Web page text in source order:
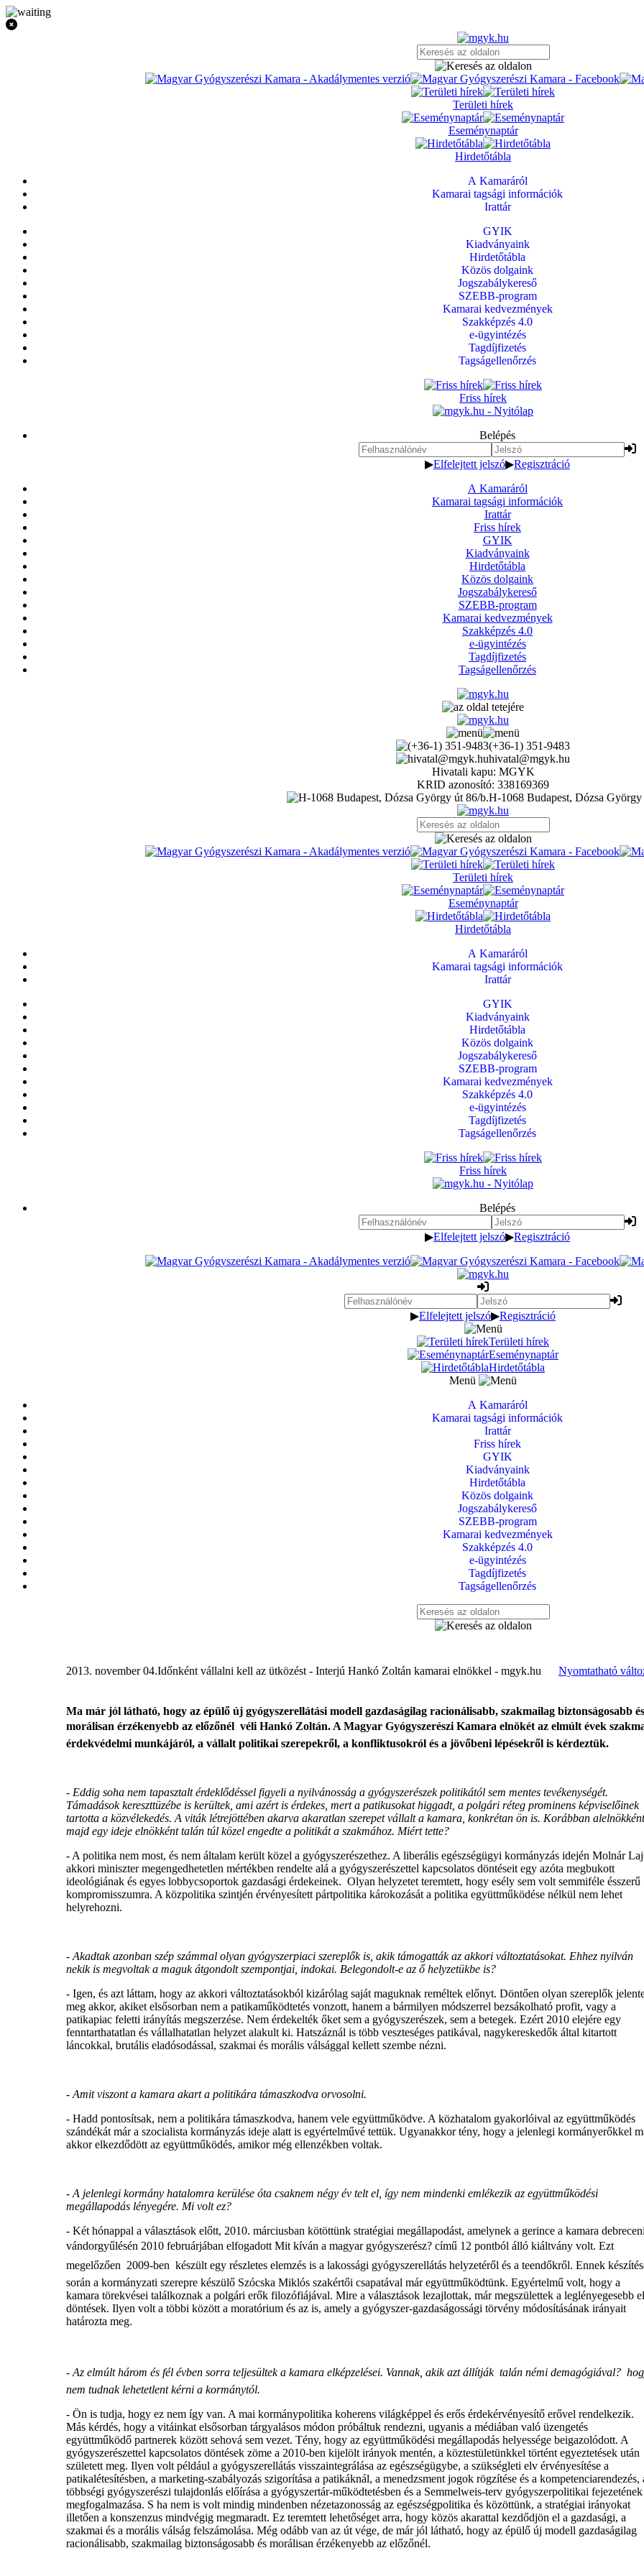
Területi hírek
Eseménynaptár
Hirdetőtábla
A Kamaráról
Kamarai tagsági információk
Irattár
GYIK
Kiadványaink
Hirdetőtábla
Közös dolgaink
Jogszabálykereső
SZEBB-program
Kamarai kedvezmények
Szakképzés 4.0
e-ügyintézés
Tagdíjfizetés
Tagságellenőrzés
Friss hírek
Belépés
▶Elfelejtett jelszó▶Regisztráció
A Kamaráról
Kamarai tagsági információk
Irattár
Friss hírek
GYIK
Kiadványaink
Hirdetőtábla
Közös dolgaink
Jogszabálykereső
SZEBB-program
Kamarai kedvezmények
Szakképzés 4.0
e-ügyintézés
Tagdíjfizetés
Tagságellenőrzés
(+36-1) 351-9483
hivatal@mgyk.hu
Hivatali kapu: MGYK
KRID azonosító: 338169369
H-1068 Budapest, Dózsa György
Területi hírek
Eseménynaptár
Hirdetőtábla
A Kamaráról
Kamarai tagsági információk
Irattár
GYIK
Kiadványaink
Hirdetőtábla
Közös dolgaink
Jogszabálykereső
SZEBB-program
Kamarai kedvezmények
Szakképzés 4.0
e-ügyintézés
Tagdíjfizetés
Tagságellenőrzés
Friss hírek
Belépés
▶Elfelejtett jelszó▶Regisztráció
▶Elfelejtett jelszó▶Regisztráció
Területi hírek
Eseménynaptár
Hirdetőtábla
Menü
A Kamaráról
Kamarai tagsági információk
Irattár
Friss hírek
GYIK
Kiadványaink
Hirdetőtábla
Közös dolgaink
Jogszabálykereső
SZEBB-program
Kamarai kedvezmények
Szakképzés 4.0
e-ügyintézés
Tagdíjfizetés
Tagságellenőrzés
Nyomtatható
2013. november 04.Időnként vállalni kell az ütközést - Interjú Hankó Zoltán kamarai elnökkel - mgyk.hu
Ma már jól látható, hogy az épülő új gyógyszerellátási modell gazdaságilag racionálisabb, szakmailag biztonságosabb és
morálisan érzékenyebb az előzőnél  véli Hankó Zoltán. A Magyar Gyógyszerészi Kamara elnökét az elmúlt évek
érdekvédelmi munkájáról, a vállalt politikai szerepekről, a konfliktusokról és a jövőbeni lépésekről is kérdeztük.
- Eddig soha nem tapasztalt érdeklődéssel figyeli a nyilvánosság a gyógyszerészek politikától sem mentes tevékenységét.
Támadások kereszttüzébe is kerültek, ami azért is érdekes, mert a patikusokat higgadt, a polgári réteg prominens képviselőinek
tartotta a közvélekedés. A viták létrejöttében akarva akaratlan szerepet vállalt a kamara, konkrétan ön is. Korábban
majd egy ideje elnökként talán túl közel engedte a politikát a szakmához. Miért tette?
- A politika nem most, és nem általam került közel a gyógyszerészethez. A liberális egészségügyi kormányzás idején Molnár
akkori miniszter megengedhetetlen mértékben rendelte alá a gyógyszerészettel kapcsolatos döntéseit egy azóta megbukott
ideológiának és egyes lobbycsoportok gazdasági érdekeinek. Olyan helyzetet teremtett, hogy esély sem volt semmiféle ésszerű
kompromisszumra. A közpolitika szintjén érvényesített pártpolitika károkozását a politika együttműködése nélkül nem lehet
helyrehozni.
- Akadtak azonban szép számmal olyan gyógyszerpiaci szereplők is, akik támogatták az akkori változtatásokat. Ehhez nyilván
nekik is megvoltak a maguk átgondolt szempontjai, indokai. Belegondolt-e az ő helyzetükbe is?
- Igen, és azt láttam, hogy az akkori változtatásokból kizárólag saját maguknak reméltek előnyt. Döntően olyan szereplők
meg akkor, akiket elsősorban nem a patikaműködtetés vonzott, hanem a bármilyen módszerrel bezsákolható profit, vagy a
patikapiac feletti irányítás megszerzése. Nem érdekelték őket sem a gyógyszerészek, sem a betegek. Ezért 2010 elejére egy
fenntarthatatlan és vállalhatatlan helyzet alakult ki. Hatszáznál is több veszteséges patikával, nagykereskedők által kitartott
láncokkal, brutális eladósodással, szakmai és morális válsággal kellett szembe nézni.
- Amit viszont a kamara akart a politikára támaszkodva orvosolni.
- Hadd pontosítsak, nem a politikára támaszkodva, hanem vele együttműködve. A közhatalom gyakorlóival az együttműködés
szándékát már a szocialista kormányzás ideje alatt is egyértelművé tettük. Ugyanakkor tény, hogy a jelenlegi kormányerőkkel
akkor elkezdődött az együttműködés, amikor még ellenzékben voltak.
- A jelenlegi kormány hatalomra kerülése óta csaknem négy év telt el, így nem mindenki emlékezik az együttműködési
megállapodás lényegére. Mi volt ez?
- Két hónappal a választások előtt, 2010. márciusban kötöttünk stratégiai megállapodást, amelynek a gerince a kamara debreceni
vándorgyűlésén 2010 februárjában elfogadott Mit kíván a magyar gyógyszerész? című 12 pontból álló kiáltvány volt. Ezt
megelőzően  2009-ben  készült egy részletes elemzés is a lakossági gyógyszerellátás helyzetéről és a teendőkről. Ennek
során a kormányzati szerepre készülő Szócska Miklós szakértői csapatával már együttműködtünk. Egyértelmű volt, hogy a
kamara törekvései találkoznak a polgári erők filozófiájával. Mire a választások lezajlottak, már megszülettek a leglényegesebb
döntések. Ilyen volt a többi között a moratórium és az is, amely a gyógyszer-gazdaságossági törvény módosításának irányait
határozta meg.
- Az elmúlt három és fél évben sorra teljesültek a kamara elképzelései. Vannak, akik azt állítják  talán némi demagógiával? 
nem tudnak lehetetlent kérni a kormánytól.
- Ön is tudja, hogy ez nem így van. A mai kormánypolitika koherens világképpel és erős érdekérvényesítő erővel rendelkezik.
Más kérdés, hogy a vitáinkat elsősorban tárgyalásos módon próbáltuk rendezni, ugyanis a médiában való üzengetés
együttműködő partnerek között sehová sem vezet. Tény, hogy az együttműködési megállapodás helyessége beigazolódott. A
gyógyszerészettel kapcsolatos döntések zöme a 2010-ben kijelölt irányok mentén, a köztestületünkkel történt egyeztetések után
született meg. Ilyen volt például a gyógyszerellátás visszaintegrálása az egészségügybe, a szükségleti elv érvényesítése a
patikalétesítésben, a marketing-szabályozás szigorítása a patikáknál, a menedzsment jogok rögzítése és a kompetenciarendezés,
többségi gyógyszerészi tulajdonlás előírása a gyógyszertár-működtetésben és a Semmelweis-terv gyógyszerpolitikai fejezetének
megfogalmazása. S ha nem is volt mindig mindenben nézetazonosság az egészségpolitika és közöttünk, a stratégiai irányokat
illetően a konszenzus mindvégig megmaradt. Ez teremtett lehetőséget arra, hogy közös akarattal kezdődjön el a gazdasági, a
szakmai és a morális válság felszámolása. Még odább van az út vége, de már jól látható, hogy az épülő új modell gazdaságilag
racionálisabb, szakmailag biztonságosabb és morálisan érzékenyebb az előzőnél.